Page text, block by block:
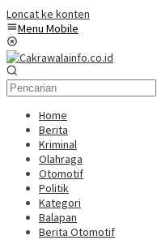
Loncat ke konten
Menu Mobile
Home
Berita
Kriminal
Olahraga
Otomotif
Politik
Kategori
Balapan
Berita Otomotif